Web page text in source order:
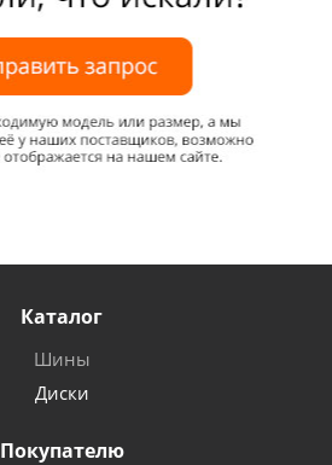
Каталог
Шины
Диски
Покупателю